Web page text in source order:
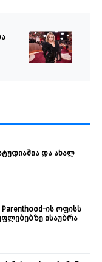
და ახალ
ის ოფისს
ისაუბრა